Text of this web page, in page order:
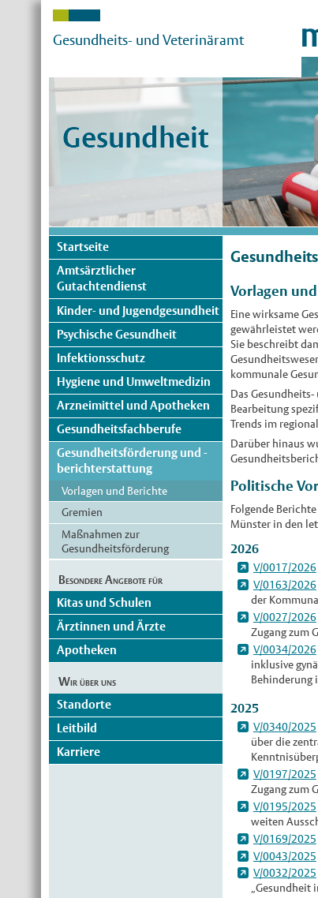
Gesundheits- und Veterinäramt
Startseite
Amtsärztlicher
Gutachtendienst
Kinder- und Jugendgesundheit
Psychische Gesundheit
Infektionsschutz
Hygiene und Umweltmedizin
Arzneimittel und Apotheken
Gesundheitsfachberufe
Gesundheitsförderung und -
berichterstattung
Vorlagen und Berichte
Gremien
Maßnahmen zur
Gesundheitsförderung
Besondere Angebote für
Kitas und Schulen
Ärztinnen und Ärzte
Apotheken
Wir über uns
Standorte
Leitbild
Karriere
Vorlagen
Eine wirksame
gewährleistet
Sie beschreibt
kommunale
Das
Bearbeitung
Trends im
Darüber hinaus
Politische
Folgende
Münster in den
2026
V/0017/2026
V/0163/2026
der
V/0027/2026
Zugang zum
V/0034/2026
inklusive
Behinderung
2025
V/0340/2025
über die
V/0197/2025
Zugang zum
V/0195/2025
weiten
V/0169/2025
V/0043/2025
V/0032/2025
„Gesundheit